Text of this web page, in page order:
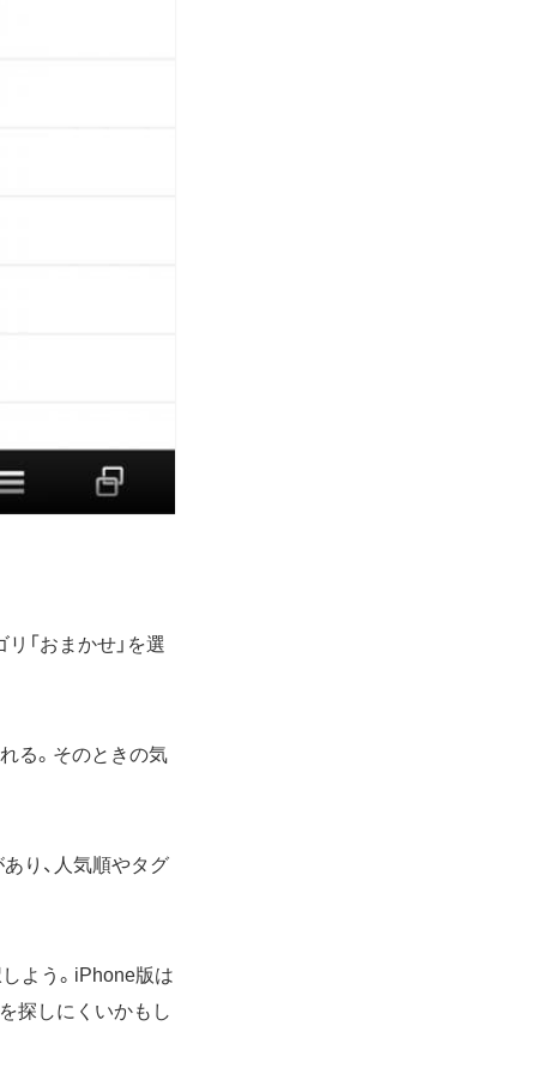
「おまかせ」を選
る。そのときの気
り、人気順やタグ
しよう。iPhone版は
探しにくいかもし